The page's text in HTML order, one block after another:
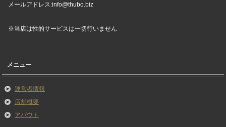
メールアドレス:info@thubo.biz
※当店は性的サービスは一切行いません
メニュー
運営者情報
店舗概要
アバウト